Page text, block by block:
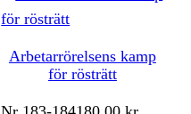
Arbetarrörelsens kamp
för rösträtt